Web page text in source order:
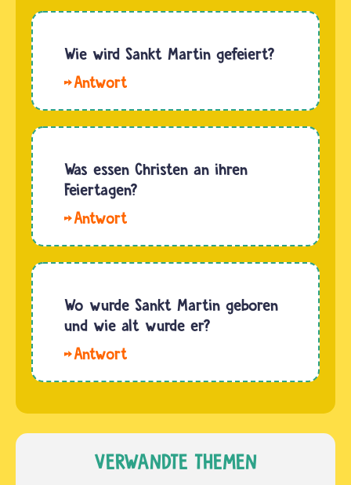
Sankt
also der
Martin
lebte im
4.
also
ungefähr
400
nach der
Wie wird Sankt Martin gefeiert?
Gegenden
sich die
Kinder
allem auf
das
Martinssingen.
ziehen
sie in
Gruppen
Beuteln…
Was essen Christen an ihren
Feiertagen?
Christinnen
haben
keine
für
Essenszeiten
an ihren…
Wo wurde Sankt Martin geboren
und wie alt wurde er?
wurde in
Ungarn
geborenVERWANDTE THEMEN